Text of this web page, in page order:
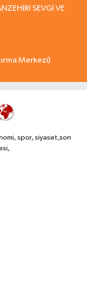
SEVGİ VE
RAM (Rehberlik Araştırma Merkezi)
spor, siyaset,son